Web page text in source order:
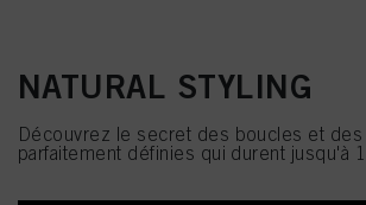
NATURAL STYLING
Découvrez le secret des boucles et des
parfaitement définies qui durent jusqu'à